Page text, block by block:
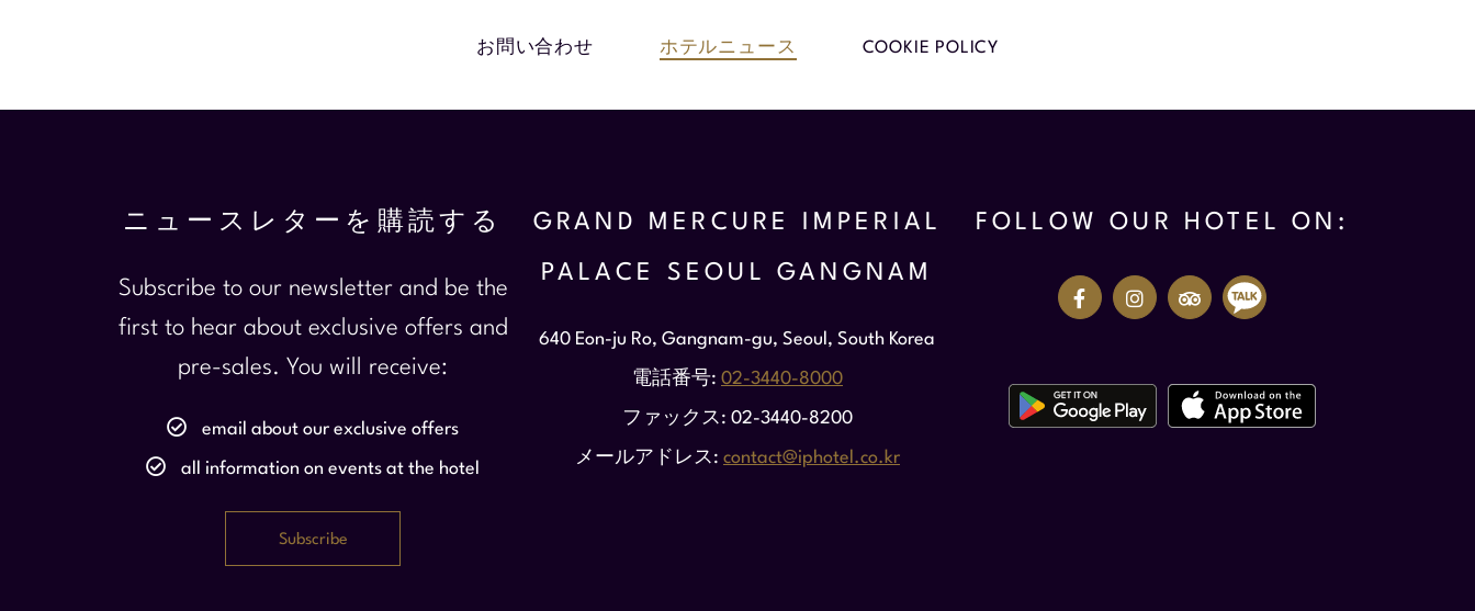
お問い合わせ ホテルニュース COOKIE POLICY
ニュースレターを購読する
Subscribe to our newsletter and be the
first to hear about exclusive offers and
pre-sales. You will receive:
email about our exclusive offers
all information on events at the hotel
GRAND MERCURE IMPERIAL
PALACE SEOUL GANGNAM
640 Eon-ju Ro, Gangnam-gu, Seoul, South Korea
電話番号 02-3440-8000
ファックス 02-3440-8200
メールアドレス contact@iphotel.co.kr
FOLLOW OUR HOTEL ON: